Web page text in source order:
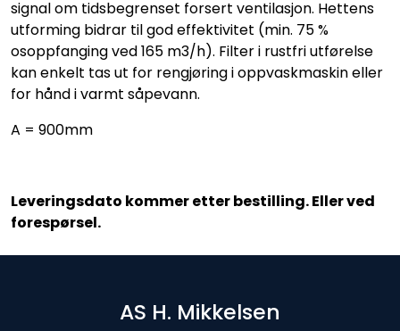
signal om tidsbegrenset forsert ventilasjon. Hettens
utforming bidrar til god effektivitet (min. 75 %
osoppfanging ved 165 m3/h). Filter i rustfri utførelse
kan enkelt tas ut for rengjøring i oppvaskmaskin eller
for hånd i varmt såpevann.
A = 900mm
Leveringsdato kommer etter bestilling. Eller ved
forespørsel.
AS H. Mikkelsen